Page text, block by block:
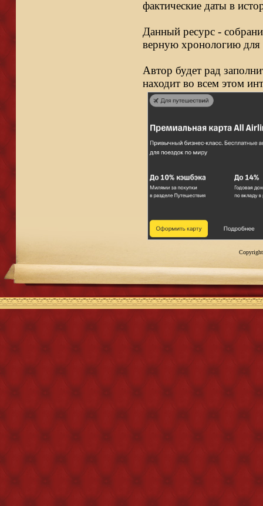
фактические даты в
Данный ресурс -
верную хронологию для
Автор будет рад
находит во всем этом
Copyright